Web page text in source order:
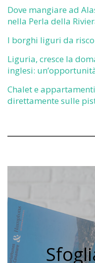
Dove mangiare ad
nella Perla della
I borghi liguri da
Liguria, cresce la
inglesi:
Chalet e
direttamente sulle